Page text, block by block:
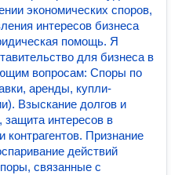
экономических споров,
интересов бизнеса
помощь. Я
для бизнеса в
вопросам: Споры по
аренды, купли-
Взыскание долгов и
защита интересов в
контрагентов. Признание
действий
связанные с